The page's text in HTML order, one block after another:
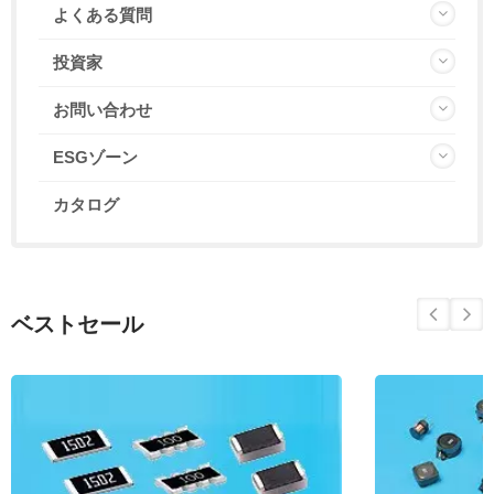
よくある質問
投資家
お問い合わせ
ESGゾーン
カタログ
ベストセール